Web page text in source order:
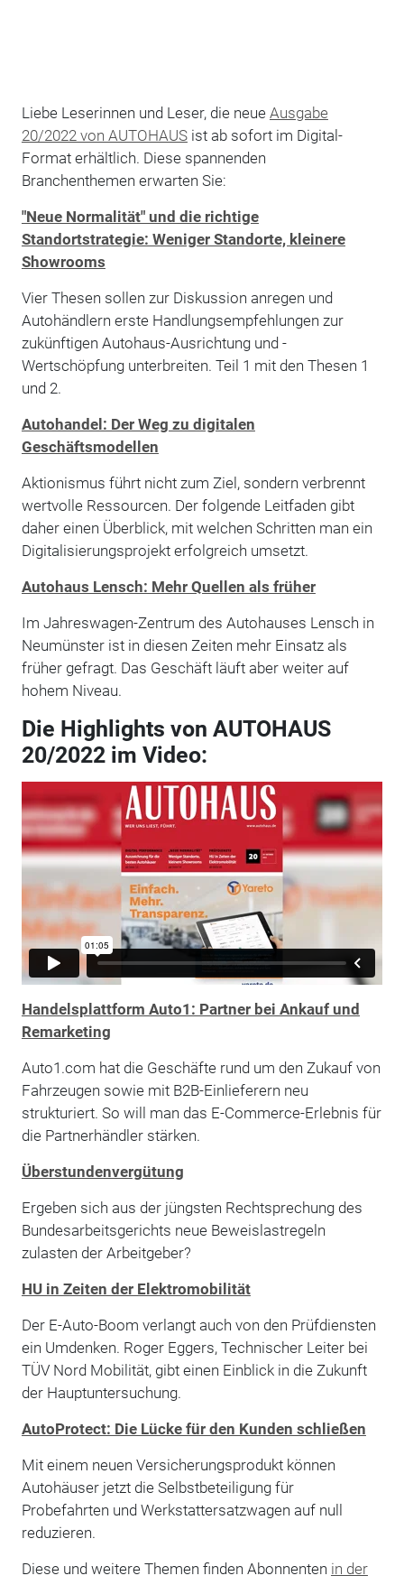
Liebe Leserinnen und Leser, die neue Ausgabe
20/2022 von AUTOHAUSist ab sofort im Digital-
Format erhältlich. Diese spannenden
Branchenthemen erwarten Sie:
"Neue Normalität" und die richtige
Standortstrategie: Weniger Standorte, kleinere
Showrooms
Vier Thesen sollen zur Diskussion anregen und
Autohändlern erste Handlungsempfehlungen zur
zukünftigen Autohaus-Ausrichtung und -
Wertschöpfung unterbreiten. Teil 1 mit den Thesen 1
und 2.
Autohandel: Der Weg zu digitalen
Geschäftsmodellen
Aktionismus führt nicht zum Ziel, sondern verbrennt
wertvolle Ressourcen. Der folgende Leitfaden gibt
daher einen Überblick, mit welchen Schritten man ein
Digitalisierungsprojekt erfolgreich umsetzt.
Autohaus Lensch: Mehr Quellen als früher
Im Jahreswagen-Zentrum des Autohauses Lensch in
Neumünster ist in diesen Zeiten mehr Einsatz als
früher gefragt. Das Geschäft läuft aber weiter auf
hohem Niveau.
Die Highlights von AUTOHAUS
20/2022 im Video:
Handelsplattform Auto1: Partner bei Ankauf und
Remarketing
Auto1.com hat die Geschäfte rund um den Zukauf von
Fahrzeugen sowie mit B2B-Einlieferern neu
strukturiert. So will man das E-Commerce-Erlebnis für
die Partnerhändler stärken.
Überstundenvergütung
Ergeben sich aus der jüngsten Rechtsprechung des
Bundesarbeitsgerichts neue Beweislastregeln
zulasten der Arbeitgeber?
HU in Zeiten der Elektromobilität
Der E-Auto-Boom verlangt auch von den Prüfdiensten
ein Umdenken. Roger Eggers, Technischer Leiter bei
TÜV Nord Mobilität, gibt einen Einblick in die Zukunft
der Hauptuntersuchung.
AutoProtect: Die Lücke für den Kunden schließen
Mit einem neuen Versicherungsprodukt können
Autohäuser jetzt die Selbstbeteiligung für
Probefahrten und Werkstattersatzwagen auf null
reduzieren.
Diese und weitere Themen finden Abonnenten in der